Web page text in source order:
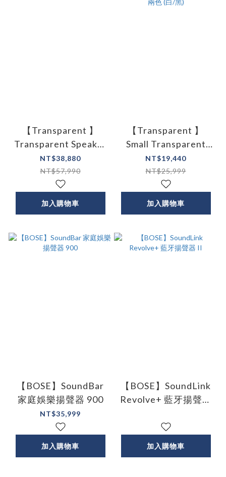
【Transparent 】
Transparent Speaker
透明音響
NT$38,880
NT$57,990
加入購物車
【Transparent 】
Small Transparent
Speaker小透明音響 兩
色 (白/黑)
NT$19,440
NT$25,999
加入購物車
【BOSE】SoundBar
家庭娛樂揚聲器 900
NT$35,999
加入購物車
【BOSE】SoundLink
Revolve+ 藍牙揚聲器
加入購物車